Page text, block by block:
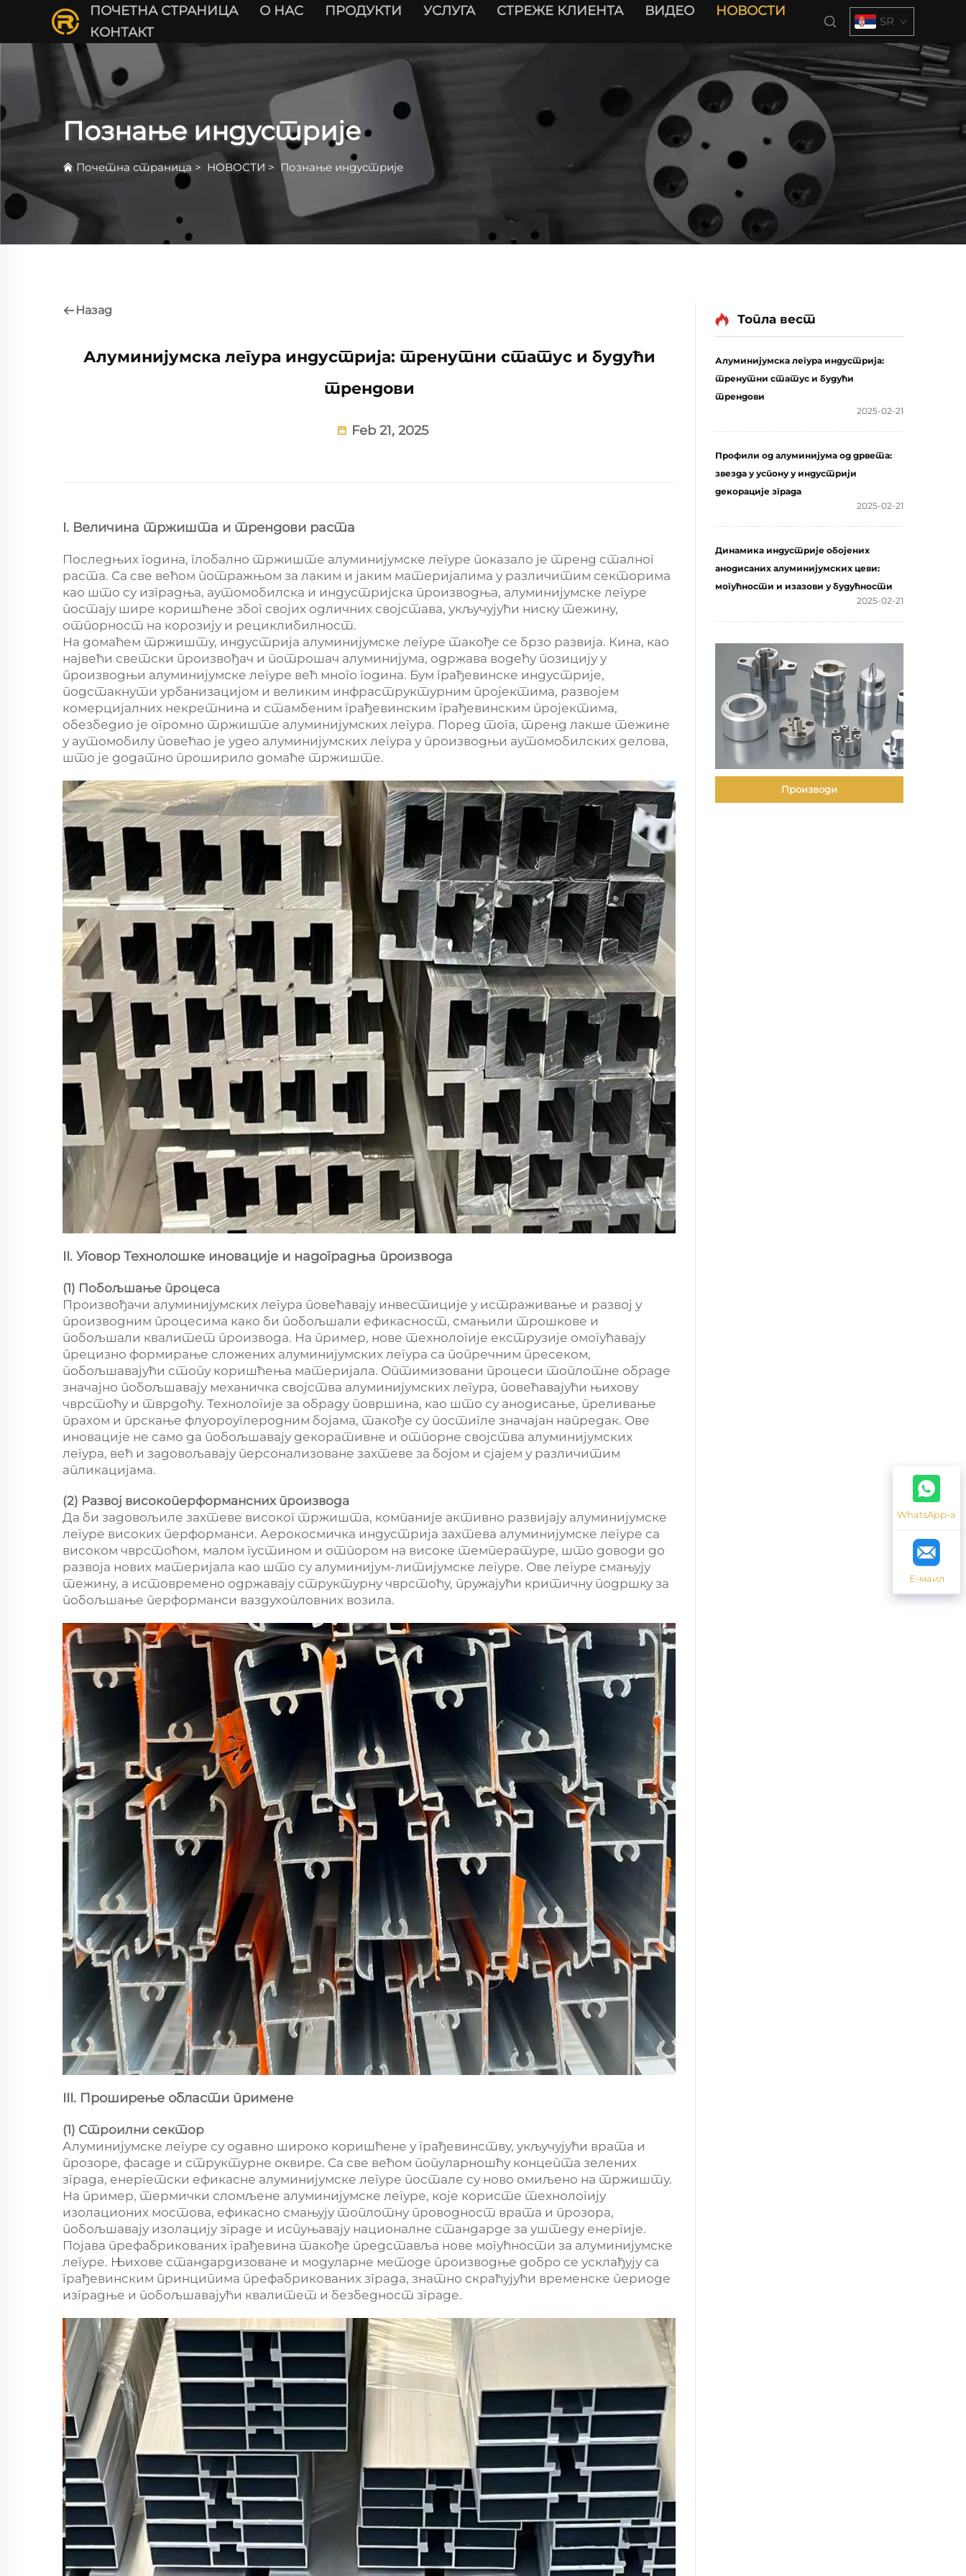
ПОЧЕТНА СТРАНИЦА О НАС ПРОДУКТИ УСЛУГА СТРЕЖЕ КЛИЕНТА ВИДЕО
НОВОСТИ
КОНТАКТ
SR
Познање индустрије
Почетна страница > НОВОСТИ > Познање индустрије
Назад
Алуминијумска легура индустрија: тренутни статус и будући
трендови
Feb 21, 2025
I. Величина тржишта и трендови раста
Последњих година, глобално тржиште алуминијумске легуре показало је тренд сталног
раста. Са све већом потражњом за лаким и јаким материјалима у различитим секторима
као што су изградња, аутомобилска и индустријска производња, алуминијумске легуре
постају шире коришћене због својих одличних својстава, укључујући ниску тежину,
отпорност на корозију и рециклибилност.
На домаћем тржишту, индустрија алуминијумске легуре такође се брзо развија. Кина, као
највећи светски произвођач и потрошач алуминијума, одржава водећу позицију у
производњи алуминијумске легуре већ много година. Бум грађевинске индустрије,
подстакнути урбанизацијом и великим инфраструктурним пројектима, развојем
комерцијалних некретнина и стамбеним грађевинским грађевинским пројектима,
обезбедио је огромно тржиште алуминијумских легура. Поред тога, тренд лакше тежине
у аутомобилу повећао је удео алуминијумских легура у производњи аутомобилских делова,
што је додатно проширило домаће тржиште.
II. Уговор Технолошке иновације и надоградња производа
(1) Побољшање процеса
Произвођачи алуминијумских легура повећавају инвестиције у истраживање и развој у
производним процесима како би побољшали ефикасност, смањили трошкове и
побољшали квалитет производа. На пример, нове технологије екструзије омогућавају
прецизно формирање сложених алуминијумских легура са попречним пресеком,
побољшавајући стопу коришћења материјала. Оптимизовани процеси топлотне обраде
значајно побољшавају механичка својства алуминијумских легура, повећавајући њихову
чврстоћу и тврдоћу. Технологије за обраду површина, као што су анодисање, преливање
прахом и прскање флуороуглеродним бојама, такође су постигле значајан напредак. Ове
иновације не само да побољшавају декоративне и отпорне својства алуминијумских
легура, већ и задовољавају персонализоване захтеве за бојом и сјајем у различитим
апликацијама.
(2) Развој високоперформансних производа
Да би задовољиле захтеве високог тржишта, компаније активно развијају алуминијумске
легуре високих перформанси. Аерокосмичка индустрија захтева алуминијумске легуре са
високом чврстоћом, малом густином и отпором на високе температуре, што доводи до
развоја нових материјала као што су алуминијум-литијумске легуре. Ове легуре смањују
тежину, а истовремено одржавају структурну чврстоћу, пружајући критичну подршку за
побољшање перформанси ваздухопловних возила.
III. Проширење области примене
(1) Строилни сектор
Алуминијумске легуре су одавно широко коришћене у грађевинству, укључујући врата и
прозоре, фасаде и структурне оквире. Са све већом популарношћу концепта зелених
зграда, енергетски ефикасне алуминијумске легуре постале су ново омиљено на тржишту.
На пример, термички сломљене алуминијумске легуре, које користе технологију
изолационих мостова, ефикасно смањују топлотну проводност врата и прозора,
побољшавају изолацију зграде и испуњавају националне стандарде за уштеду енергије.
Појава префабрикованих грађевина такође представља нове могућности за алуминијумске
легуре. Њихове стандардизоване и модуларне методе производње добро се усклађују са
грађевинским принципима префабрикованих зграда, знатно скраћујући временске периоде
изградње и побољшавајући квалитет и безбедност зграде.
Топла вест
Алуминијумска легура индустрија:
тренутни статус и будући
трендови
2025-02-21
Профили од алуминијума од дрвета:
звезда у успону у индустрији
декорације зграда
2025-02-21
Динамика индустрије обојених
анодисаних алуминијумских цеви:
могућности и изазови у будућности
2025-02-21
Производи
WhatsApp-а
Е-маил